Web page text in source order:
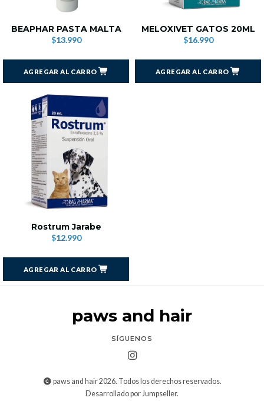
BEAPHAR PASTA MALTA
$13.990
AGREGAR AL CARRO
MELOXIVET GATOS 20ML
$16.990
AGREGAR AL CARRO
Rostrum Jarabe
$12.990
AGREGAR AL CARRO
paws and hair
SÍGUENOS
paws and hair 2026. Todos los derechos reservados.
Desarrollado por Jumpseller.